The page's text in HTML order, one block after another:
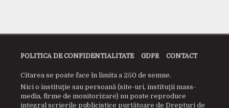
POLITICA DE CONFIDENTIALITATE GDPR CONTACT
Citarea se poate face în limita a 250 de semne.
Nici o instituţie sau persoană (site-uri, instituţii mass-
media, firme de monitorizare) nu poate reproduce
integral scrierile publicistice purtătoare de Drepturi de